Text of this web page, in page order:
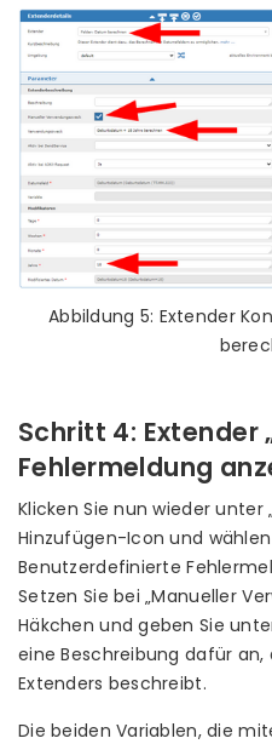
Abbildung 5: Extender
Schritt 4: Extender
Fehlermeldung
Klicken Sie nun wieder unter
Hinzufügen-Icon und wählen
Benutzerdefinierte
Setzen Sie bei „Manueller
Häkchen und geben Sie
eine Beschreibung dafür an,
Extenders beschreibt.
Die beiden Variablen, die